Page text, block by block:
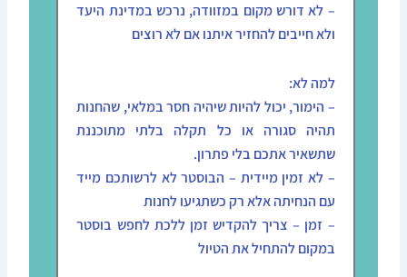
– לא דורש מקום במזוודה, נרכש במדינת היעד
ולא חייבים להחזיר איתנו אם לא רוצים
למה לא:
– הימור, יכול להיות שיהיה חסר במלאי, שהחנות
תהיה סגורה או כל תקלה בלתי מתוכננת
שתשאיר אתכם בלי פתרון.
– לא זמין מיידית – הבוסטר לא לרשותכם מייד
עם הנחיתה אלא רק כשתגיעו לחנות
– זמן – צריך להקדיש זמן ללכת לחפש בוסטר
במקום להתחיל את הטיול